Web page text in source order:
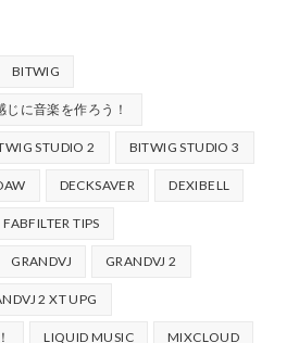
BITWIG
に音楽を作ろう！
STUDIO 2 BITWIG STUDIO 3
DECKSAVER DEXIBELL
FABFILTER TIPS
GRANDVJ GRANDVJ 2
2 XT UPG
LIQUID MUSIC MIXCLOUD